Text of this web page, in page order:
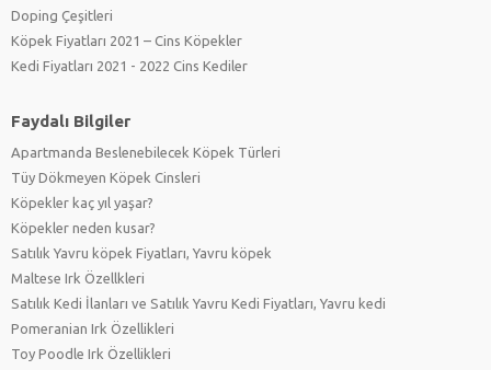
Doping Çeşitleri
Köpek Fiyatları 2021 – Cins Köpekler
Kedi Fiyatları 2021 - 2022 Cins Kediler
Faydalı Bilgiler
Apartmanda Beslenebilecek Köpek Türleri
Tüy Dökmeyen Köpek Cinsleri
Köpekler kaç yıl yaşar?
Köpekler neden kusar?
Satılık Yavru köpek Fiyatları, Yavru köpek
Maltese Irk Özellkleri
Satılık Kedi İlanları ve Satılık Yavru Kedi Fiyatları, Yavru kedi
Pomeranian Irk Özellikleri
Toy Poodle Irk Özellikleri